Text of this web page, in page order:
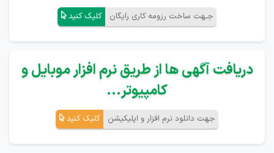
جـهت ساخت رزومه کاری رایگان کلیک کنید
دریافت آگهی ها از طریق نرم افزار موبایل و
کامپیوتر...
جهت دانلود نرم افزار و اپلیکیشن کلیک کنید